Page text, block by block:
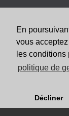
En
vous
les conditions
politique de
Décliner
Copyright 2026